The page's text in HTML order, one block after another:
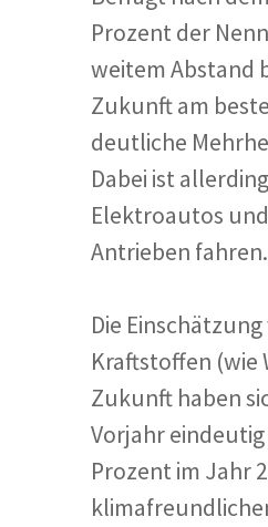
Prozent der
weitem Abstand
Zukunft am
deutliche
Dabei ist
Elektroautos
Antrieben
Die
Kraftstoffen (wie
Zukunft haben
Vorjahr
Prozent im Jahr